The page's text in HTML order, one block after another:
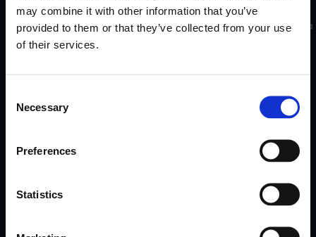
may combine it with other information that you’ve
provided to them or that they’ve collected from your use
of their services.
Selection
Necessary
Preferences
Statistics
Työntekijät App Motiivisuus TyövoimaMotiivisuus Työvoima
Meistä